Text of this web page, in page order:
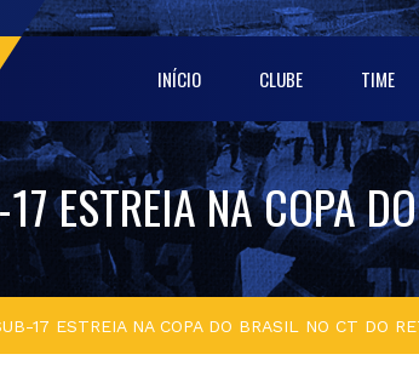
INÍCIO CLUBE TIME
ESTREIA NA COPA
17 ESTREIA NA COPA DO BRASIL NO CT DO